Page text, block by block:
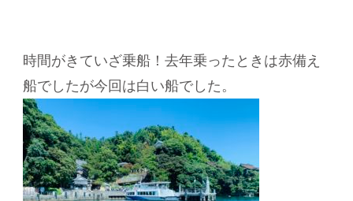
時間がきていざ乗船！去年乗ったときは赤備え
船でしたが今回は白い船でした。